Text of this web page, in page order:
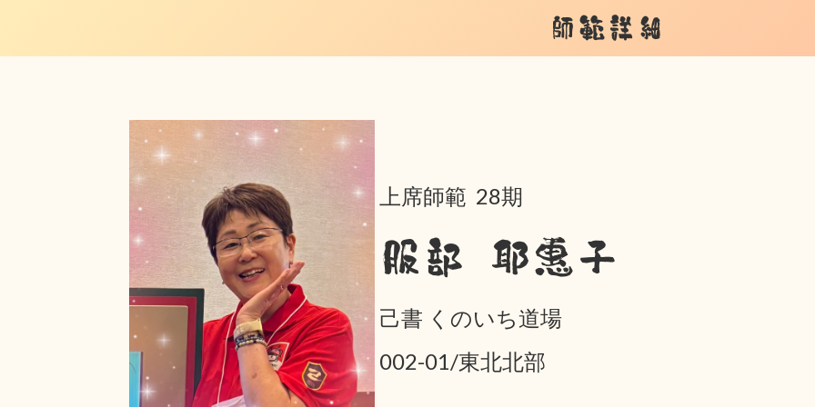
師範詳細
上席師範 28期
服部 耶惠子
己書 くのいち道場
002-01/東北北部